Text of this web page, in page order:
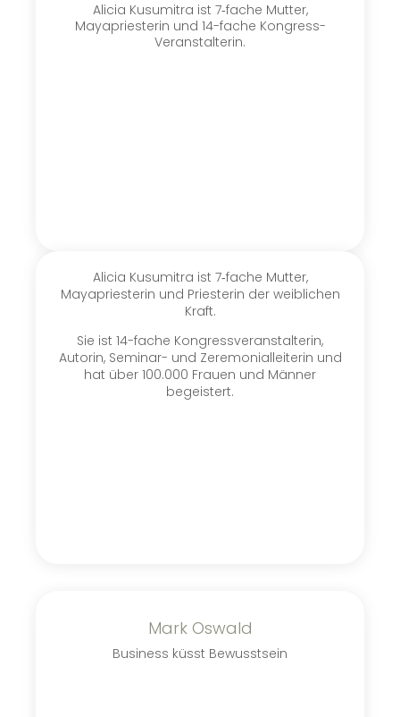
Alicia Kusumitra ist 7‑fache Mutter,
Mayapriesterin und 14-fache Kongress-
Veranstalterin.
Alicia Kusumitra ist 7‑fache Mutter,
Mayapriesterin und Priesterin der weiblichen
Kraft.
Sie ist 14-fache Kongressveranstalterin,
Autorin, Seminar- und Zeremonialleiterin und
hat über 100.000 Frauen und Männer
begeistert.
Mark Oswald
Business küsst Bewusstsein